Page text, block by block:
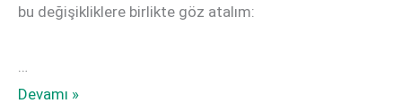
bu değişikliklere birlikte göz atalım:
GFX100
Devamı »